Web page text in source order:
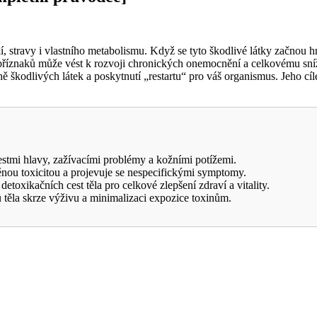
stravy i vlastního metabolismu. Když se tyto škodlivé látky začnou
může vést k rozvoji chronických onemocnění a celkovému
škodlivých látek a poskytnutí „restartu“ pro váš organismus. Jeho
hlavy, zažívacími problémy a kožními potížemi.
toxicitou a projevuje se nespecifickými symptomy.
cest těla pro celkové zlepšení zdraví a vitality.
skrze výživu a minimalizaci expozice toxinům.